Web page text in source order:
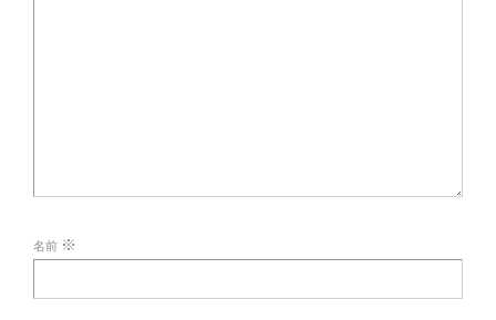
名前 ※